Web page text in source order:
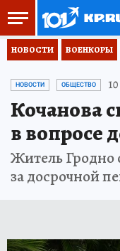
НОВОСТИ ВОЕНКОРЫ
НОВОСТИ ОБЩЕСТВО
Кочанова
в вопросе
Житель Гродно
за досрочной